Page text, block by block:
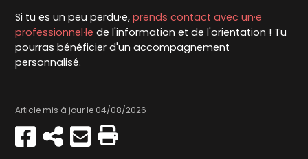
Si tu es un peu perdu·e,prends contact avec un·e
professionnel·le de l'information et de l'orientation ! Tu
pourras bénéficier d'un accompagnement
personnalisé.
Article mis à jour le 04/08/2026
Partager
sur
CopierEnvoyer
par
Imprimer